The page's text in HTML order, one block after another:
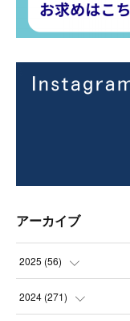
アーカイブ
2025 (56)
(14
2024 (271)